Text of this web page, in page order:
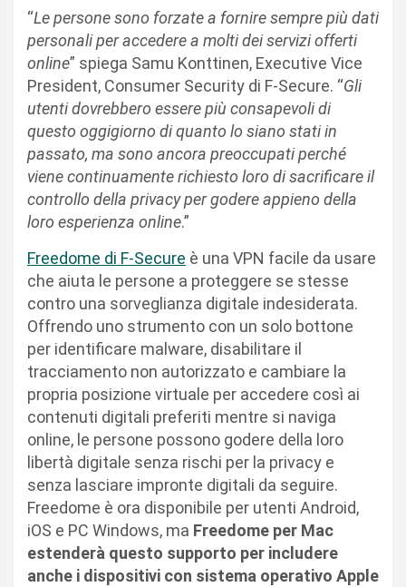
“Le persone sono forzate a fornire sempre più dati
personali per accedere a molti dei servizi offerti
online” spiega Samu Konttinen, Executive Vice
President, Consumer Security di F-Secure. “Gli
utenti dovrebbero essere più consapevoli di
questo oggigiorno di quanto lo siano stati in
passato, ma sono ancora preoccupati perché
viene continuamente richiesto loro di sacrificare il
controllo della privacy per godere appieno della
loro esperienza online.”
Freedome di F-Secure è una VPN facile da usare
che aiuta le persone a proteggere se stesse
contro una sorveglianza digitale indesiderata.
Offrendo uno strumento con un solo bottone
per identificare malware, disabilitare il
tracciamento non autorizzato e cambiare la
propria posizione virtuale per accedere così ai
contenuti digitali preferiti mentre si naviga
online, le persone possono godere della loro
libertà digitale senza rischi per la privacy e
senza lasciare impronte digitali da seguire.
Freedome è ora disponibile per utenti Android,
iOS e PC Windows, ma Freedome per Mac
estenderà questo supporto per includere
anche i dispositivi con sistema operativo Apple